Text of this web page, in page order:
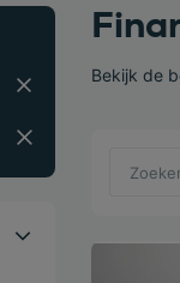
Bekijk de